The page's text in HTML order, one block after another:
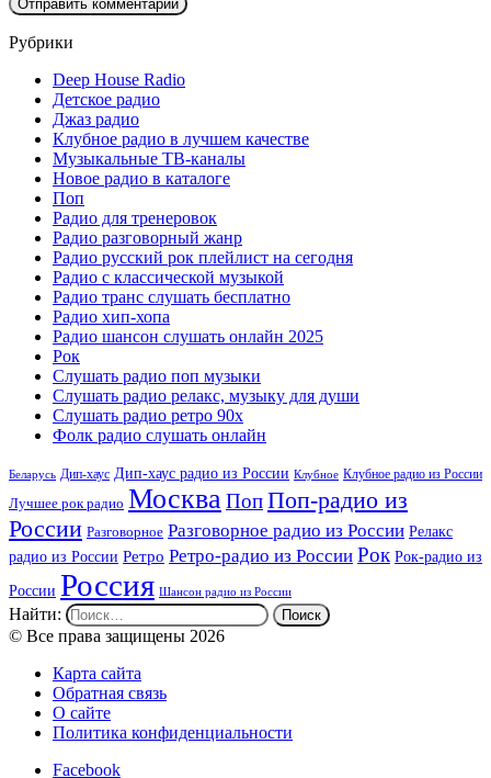
Рубрики
Deep House Radio
Детское радио
Джаз радио
Клубное радио в лучшем качестве
Музыкальные ТВ-каналы
Новое радио в каталоге
Поп
Радио для тренеровок
Радио разговорный жанр
Радио русский рок плейлист на сегодня
Радио с классической музыкой
Радио транс слушать бесплатно
Радио хип-хопа
Радио шансон слушать онлайн 2025
Рок
Слушать радио поп музыки
Слушать радио релакс, музыку для души
Слушать радио ретро 90х
Фолк радио слушать онлайн
Беларусь Дип-хаус Дип-хаус радио из России Клубное Клубное радио из России
Лучшее рок радио Москва ПопПоп-радио из
России Разговорное Разговорное радио из России Релакс
радио из России Ретро Ретро-радио из России Рок Рок-радио из
России Россия Шансон радио из России
Найти:
© Все права защищены 2026
Карта сайта
Обратная связь
О сайте
Политика конфиденциальности
Facebook